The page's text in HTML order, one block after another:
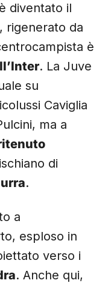
è diventato il
, rigenerato da
è
. La Juve
su
Caviglia
ma a
di
.
a
esploso in
verso i
. Anche qui,